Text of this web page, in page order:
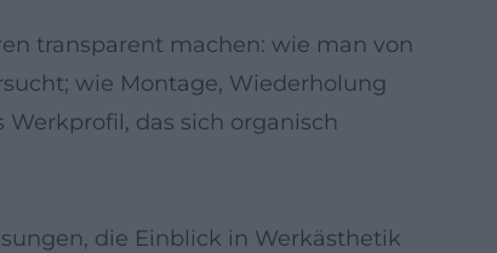
transparent machen: wie man von
wie Montage, Wiederholung
das sich organisch
die Einblick in Werkästhetik